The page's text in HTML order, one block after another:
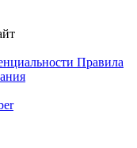
Правила